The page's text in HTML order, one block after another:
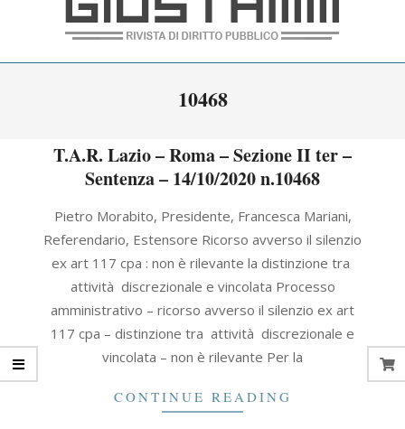
Giustamm
10468
T.A.R. Lazio – Roma – Sezione II ter –
Sentenza – 14/10/2020 n.10468
10-
14
Pietro Morabito, Presidente, Francesca Mariani,
Referendario, Estensore Ricorso avverso il silenzio
ex art 117 cpa : non è rilevante la distinzione tra
attività discrezionale e vincolata Processo
amministrativo – ricorso avverso il silenzio ex art
117 cpa – distinzione tra attività discrezionale e
vincolata – non è rilevante Per la
CONTINUE READING